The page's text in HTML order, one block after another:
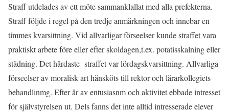
Straff utdelades av ett möte sammanklallat med alla prefekterna.
Straff följde i regel på den tredje anmärkningen och innebar en
timmes kvarsittning. Vid allvarligar förseelser kunde straffet vara
praktiskt arbete före eller efter skoldagen,t.ex. potatisskalning eller
städning. Det hårdaste straffet var lördagskvarsittning. Allvarliga
förseelser av moralisk art hänsköts till rektor och lärarkollegiets
behandlinmg. Efter år av entusiasnm och aktivitet ebbade intresset
för självstyrelsen ut. Dels fanns det inte alltid intresserade elever